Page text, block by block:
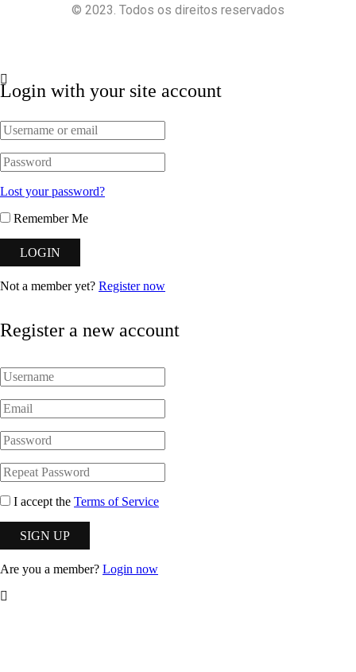
© 2023. Todos os direitos reservados
Login with your site account
Lost your password?
Remember Me
Not a member yet? Register now
Register a new account
I accept the Terms of Service
Are you a member? Login now